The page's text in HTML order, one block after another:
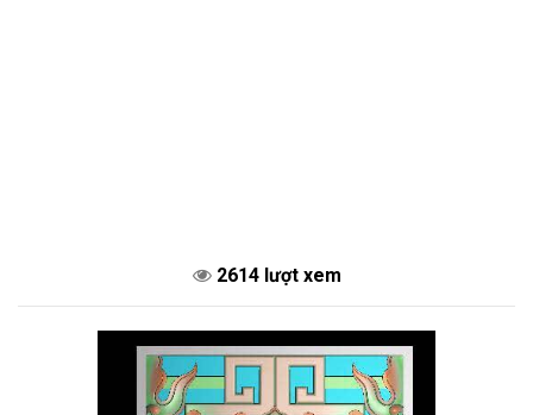
2614 lượt xem